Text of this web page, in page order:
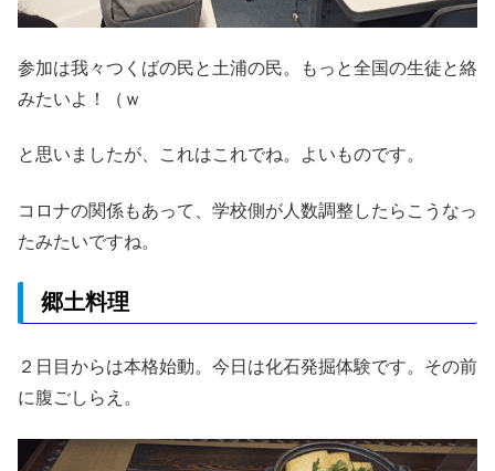
参加は我々つくばの民と土浦の民。もっと全国の生徒と絡
みたいよ！（ｗ
と思いましたが、これはこれでね。よいものです。
コロナの関係もあって、学校側が人数調整したらこうなっ
たみたいですね。
郷土料理
２日目からは本格始動。今日は化石発掘体験です。その前
に腹ごしらえ。